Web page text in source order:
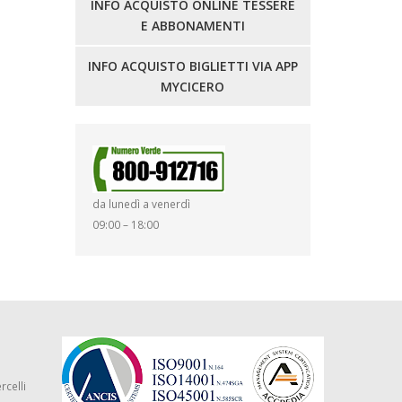
INFO ACQUISTO ONLINE TESSERE
E ABBONAMENTI
INFO ACQUISTO BIGLIETTI VIA APP
MYCICERO
da lunedì a venerdì
09:00 – 18:00